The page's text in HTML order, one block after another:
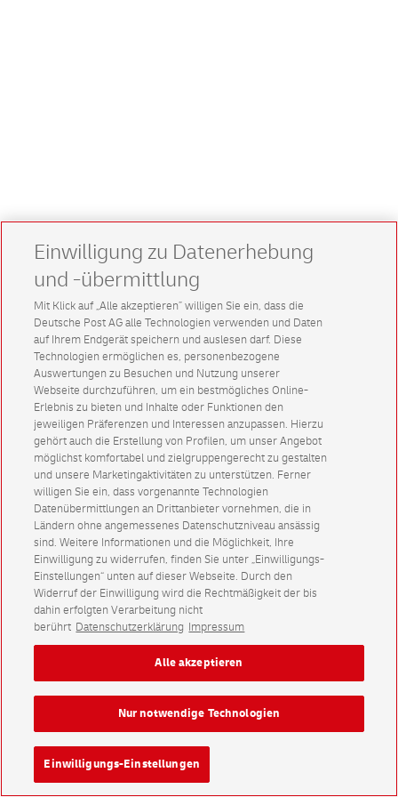
Einwilligung zu Datenerhebung
und -übermittlung
Mit Klick auf „Alle akzeptieren” willigen Sie ein, dass die
Deutsche Post AG alle Technologien verwenden und Daten
auf Ihrem Endgerät speichern und auslesen darf. Diese
Technologien ermöglichen es, personenbezogene
Auswertungen zu Besuchen und Nutzung unserer
Webseite durchzuführen, um ein bestmögliches Online-
Erlebnis zu bieten und Inhalte oder Funktionen den
jeweiligen Präferenzen und Interessen anzupassen. Hierzu
gehört auch die Erstellung von Profilen, um unser Angebot
möglichst komfortabel und zielgruppengerecht zu gestalten
und unsere Marketingaktivitäten zu unterstützen. Ferner
willigen Sie ein, dass vorgenannte Technologien
Datenübermittlungen an Drittanbieter vornehmen, die in
Ländern ohne angemessenes Datenschutzniveau ansässig
sind. Weitere Informationen und die Möglichkeit, Ihre
Einwilligung zu widerrufen, finden Sie unter „Einwilligungs-
Einstellungen“ unten auf dieser Webseite. Durch den
Widerruf der Einwilligung wird die Rechtmäßigkeit der bis
dahin erfolgten Verarbeitung nicht
berührt Datenschutzerklärung Impressum
Einwilligungs-Einstellungen
Nur notwendige Technologien
Alle akzeptieren